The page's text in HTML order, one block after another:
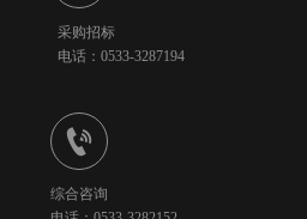
采购招标
电话：0533-3287194

综合咨询